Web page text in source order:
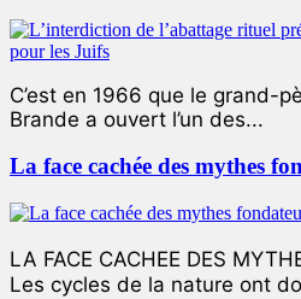
C’est en 1966 que le grand-
Brande a ouvert l’un des...
La face cachée des mythes
LA FACE CACHEE DES
Les cycles de la nature ont